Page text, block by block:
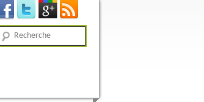
Recherche